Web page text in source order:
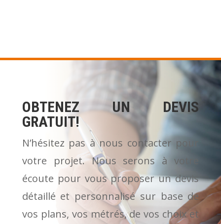
OBTENEZ UN DEVIS
GRATUIT!
N’hésitez pas à nous contacter pour
votre projet. Nous serons à votre
écoute pour vous proposer un devis
détaillé et personnalisé sur base de
vos plans, vos métrés, de vos choix et